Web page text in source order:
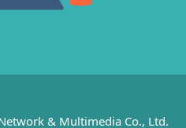
& Multimedia Co., Ltd.